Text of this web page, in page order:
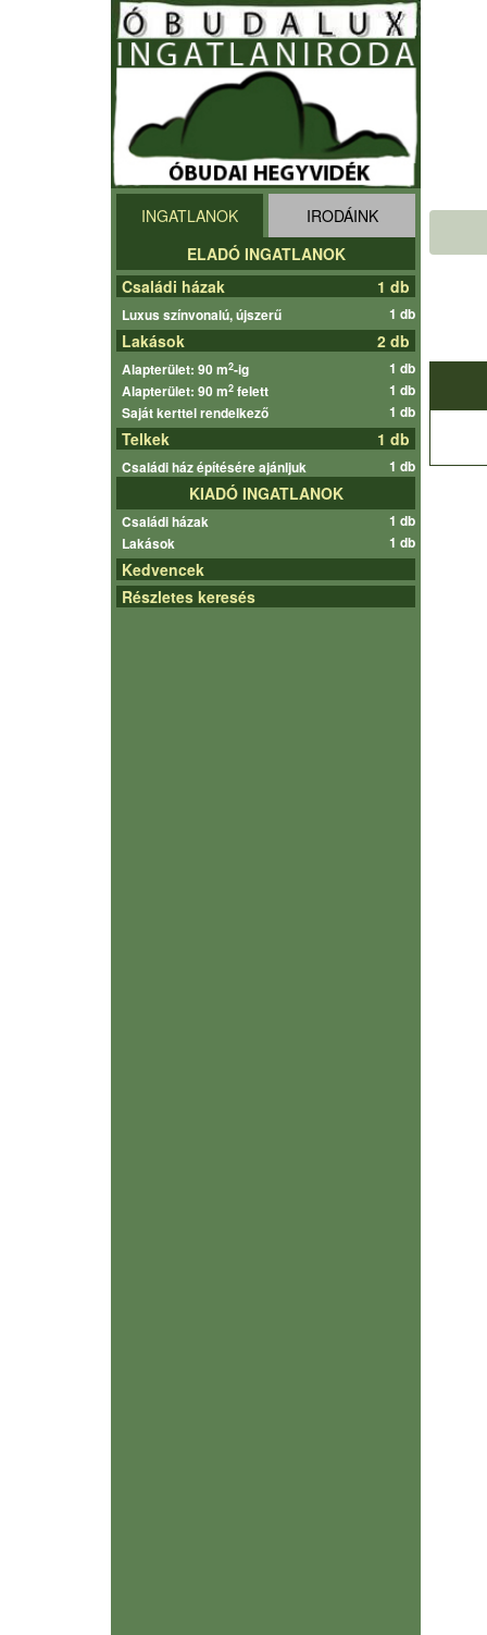
INGATLANOK
IRODÁINK
ELADÓ INGATLANOK
Családi házak
1 db
Luxus színvonalú, újszerű 1 db
Lakások 2 db
Alapterület: 90 m2-ig
1 db
Alapterület: 90 m2 felett
1 db
Saját kerttel rendelkező
1 db
Telkek 1 db
Családi ház építésére ajánljuk 1 db
KIADÓ INGATLANOK
Családi házak
1 db
Lakások
1 db
Kedvencek
Részletes keresés